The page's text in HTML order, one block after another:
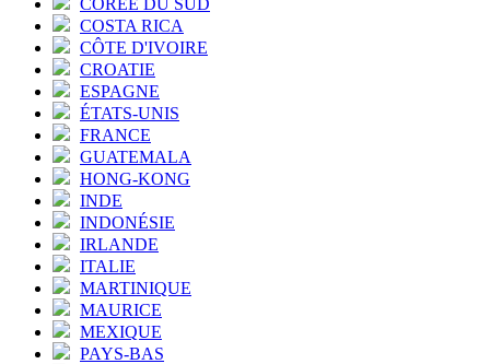
COSTA RICA
CÔTE D'IVOIRE
CROATIE
ESPAGNE
ÉTATS-UNIS
FRANCE
GUATEMALA
HONG-KONG
INDE
INDONÉSIE
IRLANDE
ITALIE
MARTINIQUE
MAURICE
MEXIQUE
PAYS-BAS